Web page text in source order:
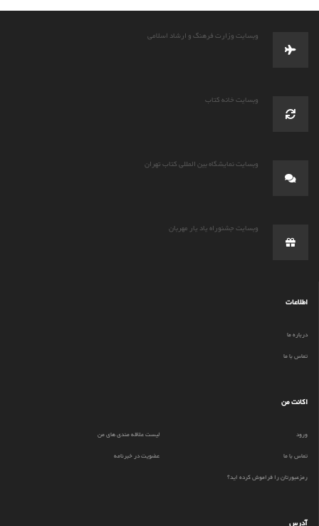
وبسایت وزارت فرهنگ و ارشاد اسلامی
وبسایت خانه کتاب
وبسایت نمایشگاه بین المللی کتاب تهران
وبسایت جشنوراه یاد یار مهربان
اطلاعات
درباره ما
تماس با ما
اکانت من
ورود
لیست علاقه مندی های من
تماس با ما
عضویت در خبرنامه
رمزعبورتان را فراموش کرده اید؟